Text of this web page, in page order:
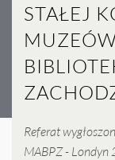
STAŁEJ
Referat
MABPZ - Londyn